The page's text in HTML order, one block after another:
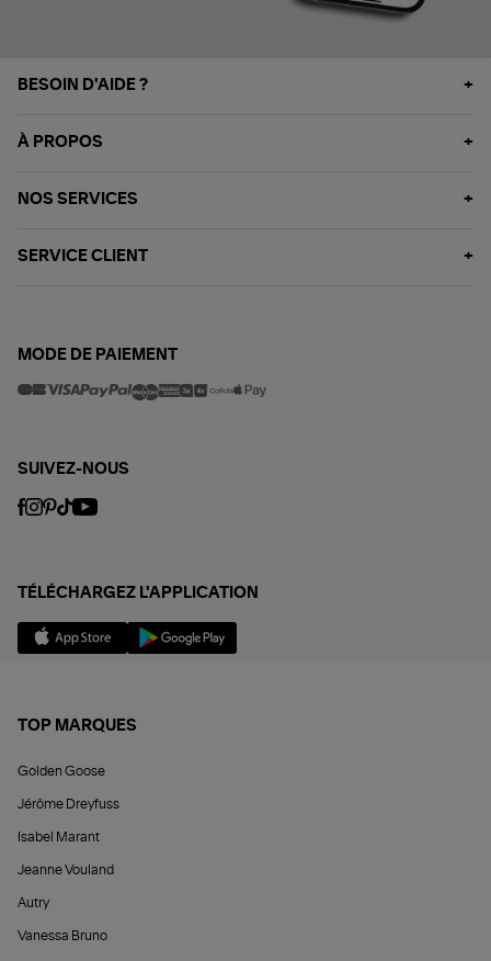
BESOIN D'AIDE ?
À PROPOS
NOS SERVICES
SERVICE CLIENT
MODE DE PAIEMENT
SUIVEZ-NOUS
TÉLÉCHARGEZ L'APPLICATION
TOP MARQUES
Golden Goose
Jérôme Dreyfuss
Isabel Marant
Jeanne Vouland
Autry
Vanessa Bruno